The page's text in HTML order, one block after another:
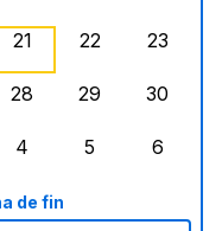
21
22
23
28
29
30
4
5
6
de fin